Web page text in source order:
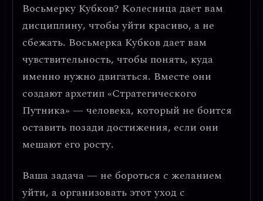
Восьмерку Кубков? Колесница дает вам
дисциплину, чтобы уйти красиво, а не
сбежать. Восьмерка Кубков дает вам
чувствительность, чтобы понять, куда
именно нужно двигаться. Вместе они
создают архетип«Стратегического
Путника» — человека, который не боится
оставить позади достижения, если они
мешают его росту.
Ваша задача — не бороться с желанием
уйти, а организовать этот уход с